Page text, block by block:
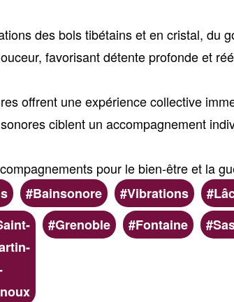
des bols tibétains et en cristal, du
favorisant détente profonde et
offrent une expérience collective
ciblent un accompagnement
pour le bien-être et la
Bainsonore Vibrations
Grenoble Fontaine